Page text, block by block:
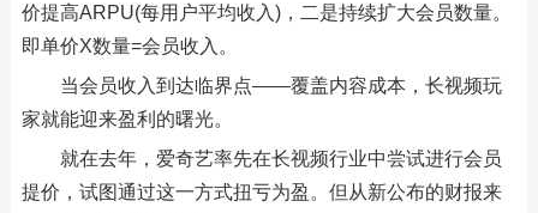
价提高ARPU(每用户平均收入)，二是持续扩大会员数量。
即单价X数量=会员收入。
当会员收入到达临界点——覆盖内容成本，长视频玩
家就能迎来盈利的曙光。
就在去年，爱奇艺率先在长视频行业中尝试进行会员
提价，试图通过这一方式扭亏为盈。但从新公布的财报来